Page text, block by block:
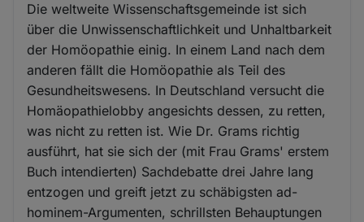
Die weltweite Wissenschaftsgemeinde ist sich
über die Unwissenschaftlichkeit und Unhaltbarkeit
der Homöopathie einig. In einem Land nach dem
anderen fällt die Homöopathie als Teil des
Gesundheitswesens. In Deutschland versucht die
Homäopathielobby angesichts dessen, zu retten,
was nicht zu retten ist. Wie Dr. Grams richtig
ausführt, hat sie sich der (mit Frau Grams' erstem
Buch intendierten) Sachdebatte drei Jahre lang
entzogen und greift jetzt zu schäbigsten ad-
hominem-Argumenten, schrillsten Behauptungen